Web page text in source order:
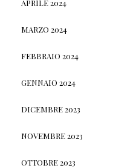
APRILE 2024
MARZO 2024
FEBBRAIO 2024
GENNAIO 2024
DICEMBRE 2023
NOVEMBRE 2023
OTTOBRE 2023